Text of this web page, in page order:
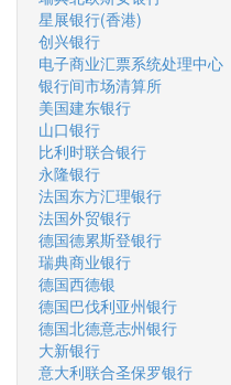
星展银行(香港)
创兴银行
电子商业汇票系统处理中心
银行间市场清算所
美国建东银行
山口银行
比利时联合银行
永隆银行
法国东方汇理银行
法国外贸银行
德国德累斯登银行
瑞典商业银行
德国西德银
德国巴伐利亚州银行
德国北德意志州银行
大新银行
意大利联合圣保罗银行